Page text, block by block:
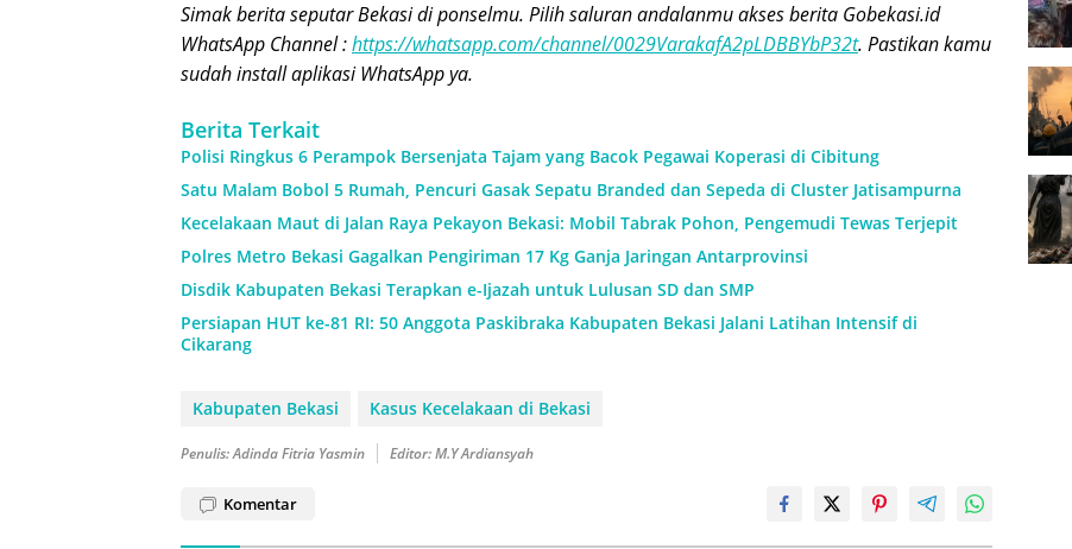
Simak berita seputar Bekasi di ponselmu. Pilih saluran andalanmu akses berita Gobekasi.id
WhatsApp Channel :https://whatsapp.com/channel/0029VarakafA2pLDBBYbP32t. Pastikan kamu
sudah install aplikasi WhatsApp ya.
Berita Terkait
Polisi Ringkus 6 Perampok Bersenjata Tajam yang Bacok Pegawai Koperasi di Cibitung
Satu Malam Bobol 5 Rumah, Pencuri Gasak Sepatu Branded dan Sepeda di Cluster Jatisampurna
Kecelakaan Maut di Jalan Raya Pekayon Bekasi: Mobil Tabrak Pohon, Pengemudi Tewas Terjepit
Polres Metro Bekasi Gagalkan Pengiriman 17 Kg Ganja Jaringan Antarprovinsi
Disdik Kabupaten Bekasi Terapkan e-Ijazah untuk Lulusan SD dan SMP
Persiapan HUT ke-81 RI: 50 Anggota Paskibraka Kabupaten Bekasi Jalani Latihan Intensif di
Cikarang
Kabupaten Bekasi Kasus Kecelakaan di Bekasi
Penulis: Adinda Fitria Yasmin Editor: M.Y Ardiansyah
Komentar